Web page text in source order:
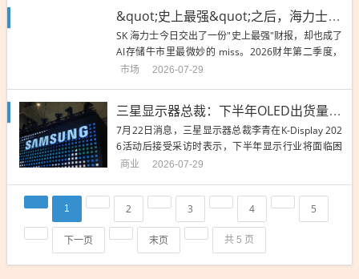
&quot;史上最强&quot;之后，海力士开始难超预期了
SK 海力士今日交出了一份"史上最强"财报，却也成了
AI存储牛市里最微妙的 miss。2026财年第二季度，
海力士营收7...
市场 2026-07-29
三星显示器总裁：下半年OLED出货量下降！但折叠OLED有优势
7月22日消息，三星显示器总裁李青在K-Display 202
6活动后接受采访时表示，下半年显示行业将面临困
难，但三星在折叠OLED市场有技术优势。 李青指
商业 2026-07-29
1 2 3 4 5
下一页 末页 共 5 页